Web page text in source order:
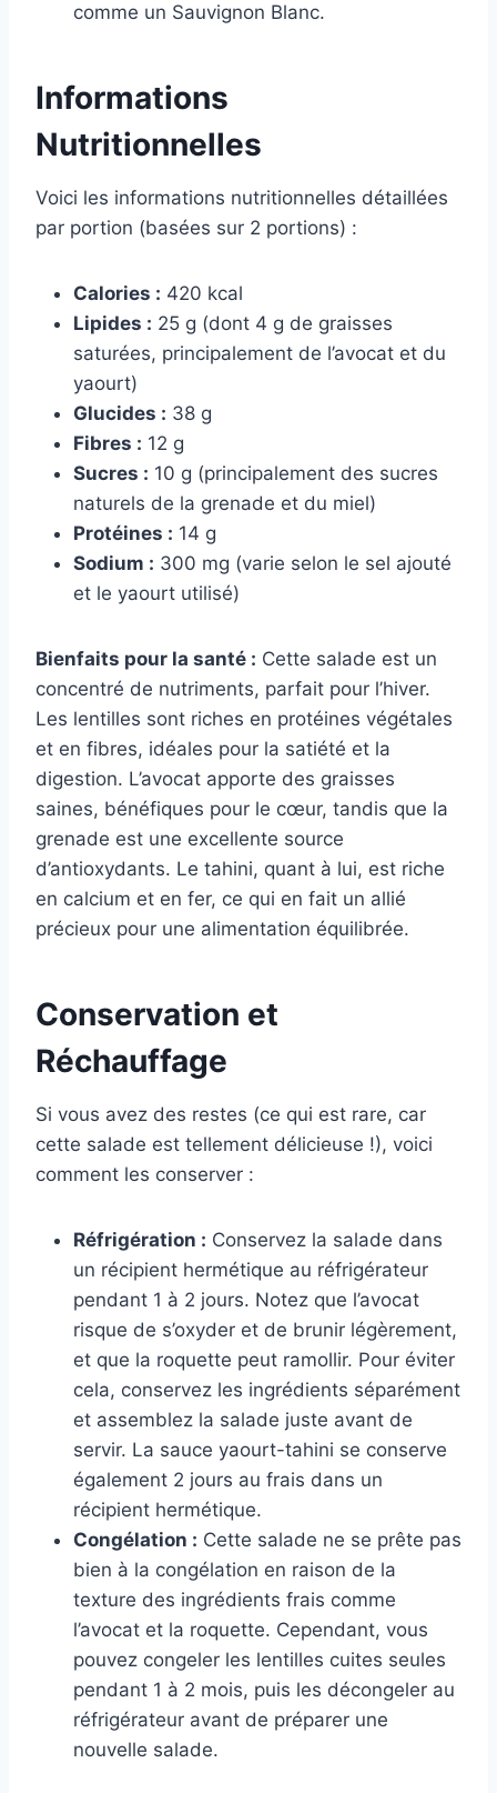
comme un Sauvignon Blanc.
Informations
Nutritionnelles
Voici les informations nutritionnelles détaillées
par portion (basées sur 2 portions) :
Calories : 420 kcal
Lipides : 25 g (dont 4 g de graisses
saturées, principalement de l’avocat et du
yaourt)
Glucides : 38 g
Fibres : 12 g
Sucres : 10 g (principalement des sucres
naturels de la grenade et du miel)
Protéines : 14 g
Sodium : 300 mg (varie selon le sel ajouté
et le yaourt utilisé)
Bienfaits pour la santé : Cette salade est un
concentré de nutriments, parfait pour l’hiver.
Les lentilles sont riches en protéines végétales
et en fibres, idéales pour la satiété et la
digestion. L’avocat apporte des graisses
saines, bénéfiques pour le cœur, tandis que la
grenade est une excellente source
d’antioxydants. Le tahini, quant à lui, est riche
en calcium et en fer, ce qui en fait un allié
précieux pour une alimentation équilibrée.
Conservation et
Réchauffage
Si vous avez des restes (ce qui est rare, car
cette salade est tellement délicieuse !), voici
comment les conserver :
Réfrigération : Conservez la salade dans
un récipient hermétique au réfrigérateur
pendant 1 à 2 jours. Notez que l’avocat
risque de s’oxyder et de brunir légèrement,
et que la roquette peut ramollir. Pour éviter
cela, conservez les ingrédients séparément
et assemblez la salade juste avant de
servir. La sauce yaourt-tahini se conserve
également 2 jours au frais dans un
récipient hermétique.
Congélation : Cette salade ne se prête pas
bien à la congélation en raison de la
texture des ingrédients frais comme
l’avocat et la roquette. Cependant, vous
pouvez congeler les lentilles cuites seules
pendant 1 à 2 mois, puis les décongeler au
réfrigérateur avant de préparer une
nouvelle salade.